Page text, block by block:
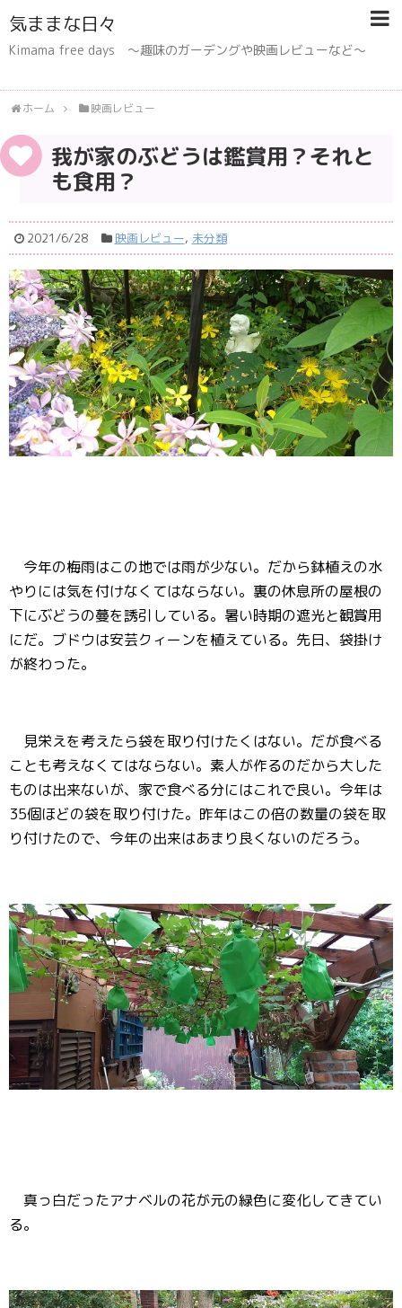
気ままな日々
Kimama free days 〜趣味のガーデングや映画レビューなど〜
ホーム 映画レビュー
我が家のぶどうは鑑賞用？それと
も食用？
2021/6/28 映画レビュー, 未分類
今年の梅雨はこの地では雨が少ない。だから鉢植えの水
やりには気を付けなくてはならない。裏の休息所の屋根の
下にぶどうの蔓を誘引している。暑い時期の遮光と観賞用
にだ。ブドウは安芸クィーンを植えている。先日、袋掛け
が終わった。
見栄えを考えたら袋を取り付けたくはない。だが食べる
ことも考えなくてはならない。素人が作るのだから大した
ものは出来ないが、家で食べる分にはこれで良い。今年は
35個ほどの袋を取り付けた。昨年はこの倍の数量の袋を取
り付けたので、今年の出来はあまり良くないのだろう。
真っ白だったアナベルの花が元の緑色に変化してきてい
る。